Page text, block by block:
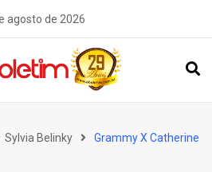
agosto de 2026
Sylvia Belinky Grammy X Catherine